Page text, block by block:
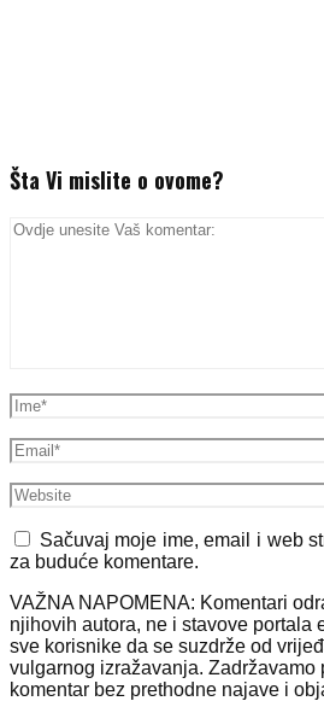
Šta Vi mislite o ovome?
Sačuvaj moje ime, email i web
za buduće komentare.
VAŽNA NAPOMENA: Komentari
njihovih autora, ne i stavove portala
sve korisnike da se suzdrže od
vulgarnog izražavanja. Zadržavamo
komentar bez prethodne najave i